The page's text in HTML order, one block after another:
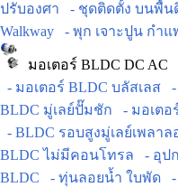
ปรับองศา
- ชุดติดตั้ง บนพื้น
Walkway
- พุก เจาะปูน กำแ
มอเตอร์ BLDC DC AC
- มอเตอร์ BLDC บลัสเลส
BLDC มู่เลย์ปั๊มชัก
- มอเตอ
- BLDC รอบสูงมู่เลย์เพลาล
BLDC ไม่มีคอนโทรล
- อุป
BLDC
- ทุ่นลอยน้ำ ใบพัด